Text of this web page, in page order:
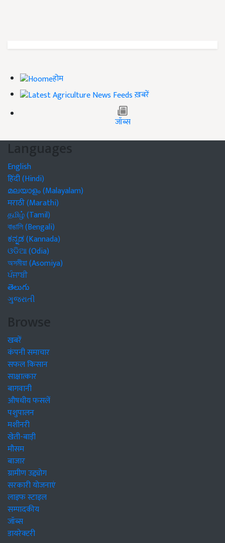
होम
ख़बरें
जॉब्स
Languages
English
हिंदी (Hindi)
മലയാളം (Malayalam)
मराठी (Marathi)
தமிழ் (Tamil)
বাঙালি (Bengali)
ಕನ್ನಡ (Kannada)
ଓଡିଆ (Odia)
অসমীয়া (Asomiya)
ਪੰਜਾਬੀ
తెలుగు
ગુજરાતી
Browse
खबरें
कंपनी समाचार
सफल किसान
साक्षात्कार
बागवानी
औषधीय फसलें
पशुपालन
मशीनरी
खेती-बाड़ी
मौसम
बाजार
ग्रामीण उद्द्योग
सरकारी योजनाएं
लाइफ स्टाइल
सम्पादकीय
जॉब्स
डायरेक्टरी